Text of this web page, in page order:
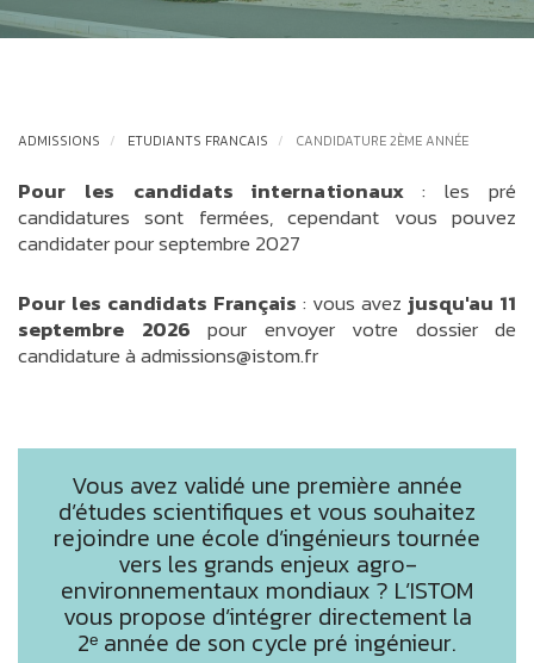
ADMISSIONS ETUDIANTS FRANCAIS CANDIDATURE 2ÈME ANNÉE
Pour les candidats internationaux: les pré
candidatures sont fermées, cependant vous pouvez
candidater pour septembre 2027
Pour les candidats Français : vous avez jusqu'au 11
septembre 2026 pour envoyer votre dossier de
candidature à admissions@istom.fr
Vous avez validé une première année
d’études scientifiques et vous souhaitez
rejoindre une école d’ingénieurs tournée
vers les grands enjeux agro-
environnementaux mondiaux ? L’ISTOM
vous propose d’intégrer directement la
2ᵉ année de son cycle pré ingénieur.